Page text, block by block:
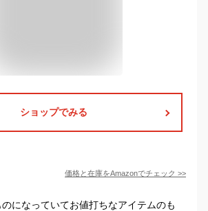
ショップでみる
価格と在庫をAmazonでチェック >>
になっていてお値打ちなアイテムのも